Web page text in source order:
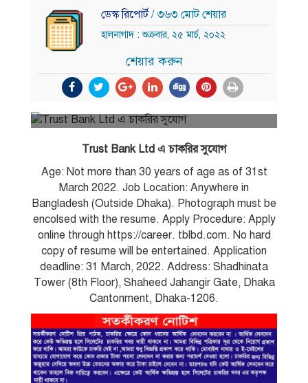
ডেস্ক রিপোর্ট/ ৩৬৩ মোট শেয়ার
হালনাগাদ : শুক্রবার, ২৫ মার্চ, ২০২২
শেয়ার করুন
Trust Bank Ltd এ চাকরির সুযোগ
Age: Not more than 30 years of age as of 31st
March 2022. Job Location: Anywhere in
Bangladesh (Outside Dhaka). Photograph must be
encolsed with the resume. Apply Procedure: Apply
online through https://career. tblbd.com. No hard
copy of resume will be entertained. Application
deadline: 31 March, 2022. Address: Shadhinata
Tower (8th Floor), Shaheed Jahangir Gate, Dhaka
Cantonment, Dhaka-1206.